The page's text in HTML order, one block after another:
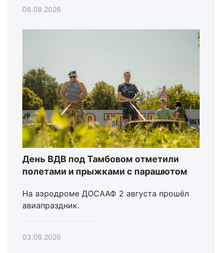
06.08.2026
День ВДВ под Тамбовом отметили
полетами и прыжками с парашютом
На аэродроме ДОСААФ 2 августа прошёл
авиапраздник.
03.08.2026